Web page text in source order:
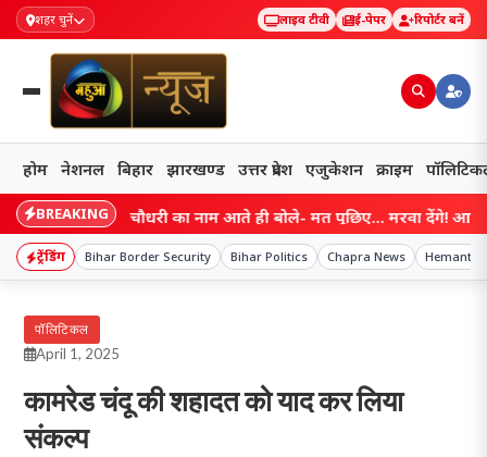
शहर चुनें लाइव टीवी ई-पेपर रिपोर्टर बनें
होम नेशनल बिहार झारखण्ड उत्तर प्रदेश एजुकेशन क्राइम
BREAKING
सम्राट चौधरी का नाम आते ही बोले- मत पूछिए… मरवा देंगे! आखिर
ट्रेंडिंग Bihar Border Security Bihar Politics Chapra News Hemant
पॉलिटिकल
April 1, 2025
कामरेड चंदू की शहादत को याद कर लिया
संकल्प